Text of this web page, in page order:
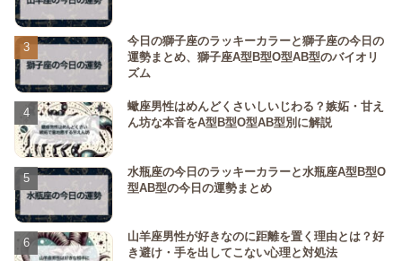
今日の獅子座のラッキーカラーと獅子座の今日の
運勢まとめ、獅子座A型B型O型AB型のバイオリ
ズム
蠍座男性はめんどくさいしいじわる？嫉妬・甘え
ん坊な本音をA型B型O型AB型別に解説
水瓶座の今日のラッキーカラーと水瓶座A型B型O
型AB型の今日の運勢まとめ
山羊座男性が好きなのに距離を置く理由とは？好
き避け・手を出してこない心理と対処法